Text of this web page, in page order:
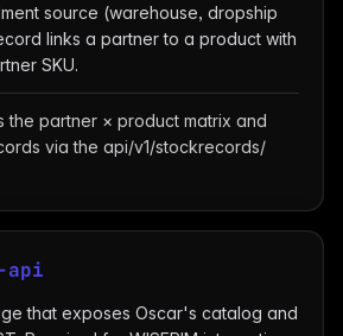
source (warehouse, dropship
links a partner to a product with
SKU.
the partner × product matrix and
via the api/v1/stockrecords/
api
that exposes Oscar's catalog and